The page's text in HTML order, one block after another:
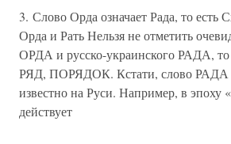
3. Слово Орда означает Рада, то есть
Орда и Рать Нельзя не отметить
ОРДА и русско-украинского РАДА,
РЯД, ПОРЯДОК. Кстати, слово РАДА
известно на Руси. Например, в эпоху
действует